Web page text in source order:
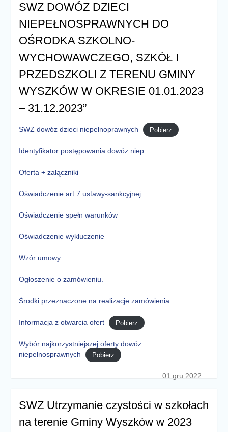
SWZ DOWÓZ DZIECI
NIEPEŁNOSPRAWNYCH DO
OŚRODKA SZKOLNO-
WYCHOWAWCZEGO, SZKÓŁ I
PRZEDSZKOLI Z TERENU GMINY
WYSZKÓW W OKRESIE 01.01.2023
– 31.12.2023”
SWZ dowóz dzieci niepełnoprawnych Pobierz
Identyfikator postępowania dowóz niep.
Oferta + załączniki
Oświadczenie art 7 ustawy-sankcyjnej
Oświadczenie spełn warunków
Oświadczenie wykluczenie
Wzór umowy
Ogłoszenie o zamówieniu.
Środki przeznaczone na realizacje zamówienia
Informacja z otwarcia ofert Pobierz
Wybór najkorzystniejszej oferty dowóz
niepełnosprawnych
Pobierz
01 gru 2022
SWZ Utrzymanie czystości w szkołach
na terenie Gminy Wyszków w 2023